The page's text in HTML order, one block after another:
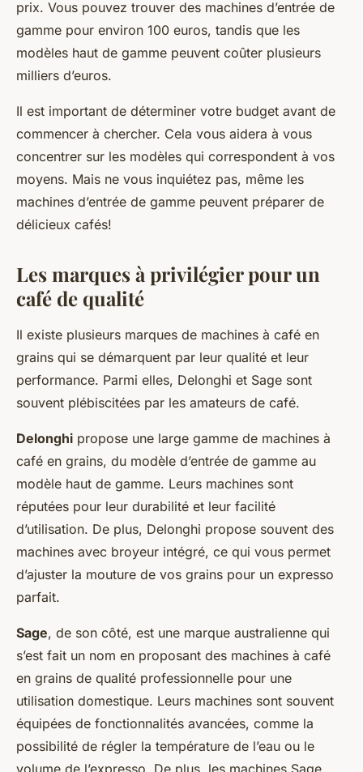
prix. Vous pouvez trouver des machines d’entrée de
gamme pour environ 100 euros, tandis que les
modèles haut de gamme peuvent coûter plusieurs
milliers d’euros.
Il est important de déterminer votre budget avant de
commencer à chercher. Cela vous aidera à vous
concentrer sur les modèles qui correspondent à vos
moyens. Mais ne vous inquiétez pas, même les
machines d’entrée de gamme peuvent préparer de
délicieux cafés!
Les marques à privilégier pour un
café de qualité
Il existe plusieurs marques de machines à café en
grains qui se démarquent par leur qualité et leur
performance. Parmi elles, Delonghi et Sage sont
souvent plébiscitées par les amateurs de café.
Delonghi propose une large gamme de machines à
café en grains, du modèle d’entrée de gamme au
modèle haut de gamme. Leurs machines sont
réputées pour leur durabilité et leur facilité
d’utilisation. De plus, Delonghi propose souvent des
machines avec broyeur intégré, ce qui vous permet
d’ajuster la mouture de vos grains pour un expresso
parfait.
Sage, de son côté, est une marque australienne qui
s’est fait un nom en proposant des machines à café
en grains de qualité professionnelle pour une
utilisation domestique. Leurs machines sont souvent
équipées de fonctionnalités avancées, comme la
possibilité de régler la température de l’eau ou le